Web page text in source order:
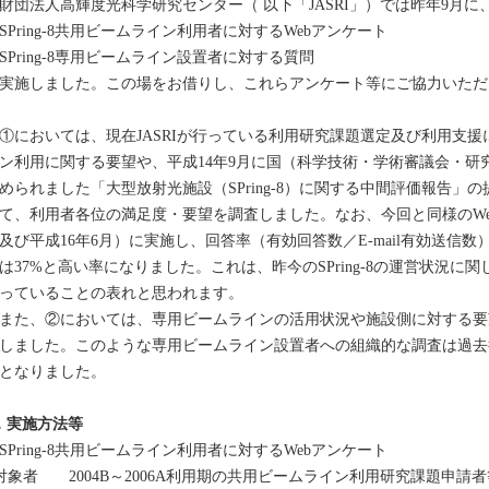
法人高輝度光科学研究センター（ 以下「JASRI」）では昨年9月に
8共用ビームライン利用者に対するWebアンケート
8専用ビームライン設置者に対する質問
施しました。この場をお借りし、これらアンケート等にご協力いた
おいては、現在JASRIが行っている利用研究課題選定及び利用支援
利用に関する要望や、平成14年9月に国（科学技術・学術審議会・
られました「大型放射光施設（SPring-8）に関する中間評価報告」
、利用者各位の満足度・要望を調査しました。なお、今回と同様の
び平成16年6月）に実施し、回答率（有効回答数／E-mail有効送信数
37%と高い率になりました。これは、昨今のSPring-8の運営状況に
ていることの表れと思われます。
、②においては、専用ビームラインの活用状況や施設側に対する
ました。このような専用ビームライン設置者への組織的な調査は過
なりました。
実施方法等
8共用ビームライン利用者に対するWebアンケート
象者 2004B～2006A利用期の共用ビームライン利用研究課題申請者